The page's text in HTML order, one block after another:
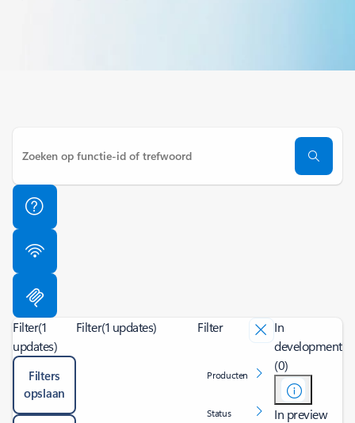
Filter(1
updates)
Filters
opslaan
Filter(1 updates) Filter
Producten
Status
In
development
(0)
In preview